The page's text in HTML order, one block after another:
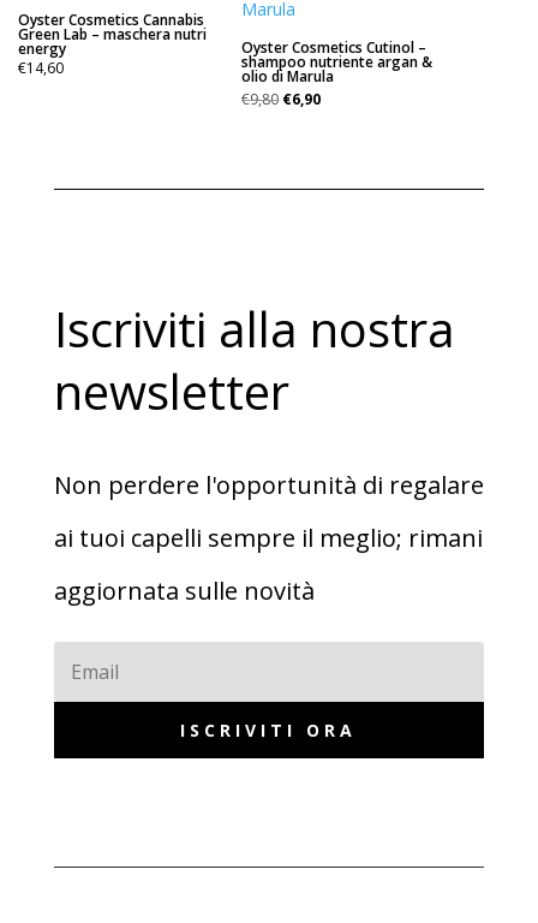
Oyster Cosmetics Cannabis
Green Lab – maschera nutri
energy
€14,60
Oyster Cosmetics Cutinol –
shampoo nutriente argan &
olio di Marula
€9,80 Il
€9,80.
€6,90Il
€6,90.
Iscriviti alla nostra
newsletter
Non perdere l'opportunità di regalare
ai tuoi capelli sempre il meglio; rimani
aggiornata sulle novità
ISCRIVITI ORA